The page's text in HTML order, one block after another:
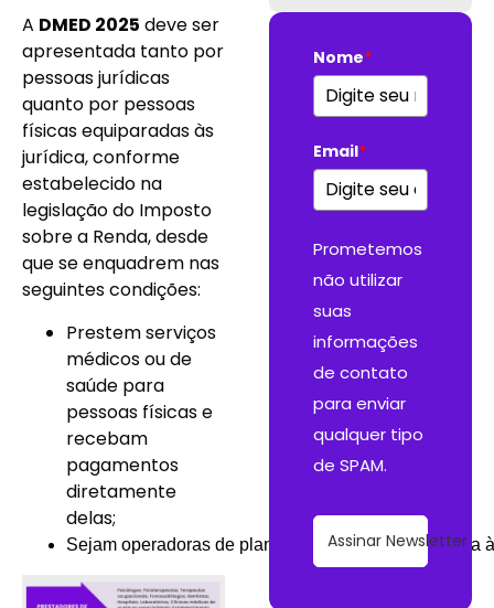
A DMED 2025 deve ser
apresentada tanto por
pessoas jurídicas
quanto por pessoas
físicas equiparadas às
jurídica, conforme
estabelecido na
legislação do Imposto
sobre a Renda, desde
que se enquadrem nas
seguintes condições:
Prestem serviços
médicos ou de
saúde para
pessoas físicas e
recebam
pagamentos
diretamente
delas;
Sejam operadoras de planos privados de assistência
Nome*
Email*
Prometemos
não utilizar
suas
informações
de contato
para enviar
qualquer tipo
de SPAM.
Assinar Newsletter